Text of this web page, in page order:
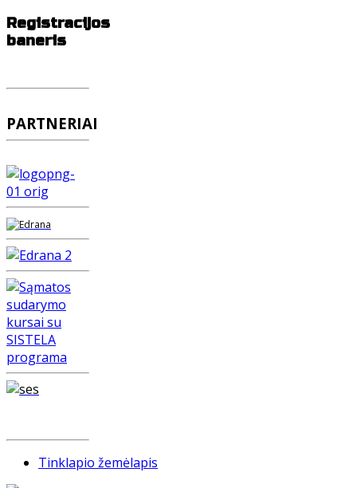
Registracijos
baneris
PARTNERIAI
Tinklapio žemėlapis